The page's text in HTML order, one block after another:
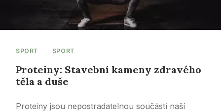
SPORT · SPORT
Proteiny: Stavební kameny zdravého
těla a duše
Proteiny jsou nepostradatelnou součástí naší